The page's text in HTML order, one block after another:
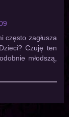
często zagłusza
Czuję ten
młodszą,